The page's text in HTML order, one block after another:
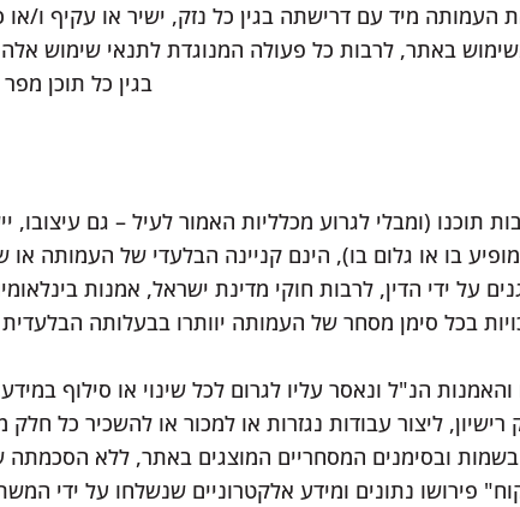
מיד עם דרישתה בגין כל נזק, ישיר או עקיף ו/
באתר, לרבות כל פעולה המנוגדת לתנאי שימוש אלה
בגין כל תוכן
תוכנו (ומבלי לגרוע מכלליות האמור לעיל – גם עיצובו,
בו או גלום בו), הינם קניינה הבלעדי של העמותה או
ידי הדין, לרבות חוקי מדינת ישראל, אמנות
בכל סימן מסחר של העמותה יוותרו בבעלותה
הנ"ל ונאסר עליו לגרום לכל שינוי או סילוף
ליצור עבודות נגזרות או למכור או להשכיר כל חלק
ובסימנים המסחריים המוצגים באתר, ללא
פירושו נתונים ומידע אלקטרוניים שנשלחו על ידי